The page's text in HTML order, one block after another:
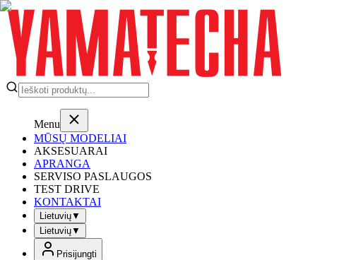
Menu
MŪSŲ MODELIAI
AKSESUARAI
APRANGA
SERVISO PASLAUGOS
TEST DRIVE
KONTAKTAI
Lietuvių▼
Lietuvių▼
Prisijungti